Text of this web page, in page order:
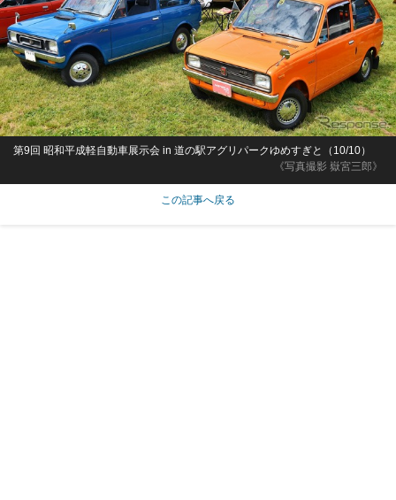
《写真撮影 嶽宮三郎》
第9回 昭和平成軽自動車展示会 in 道の駅アグリパークゆめすぎと（10/10）
この記事へ戻る